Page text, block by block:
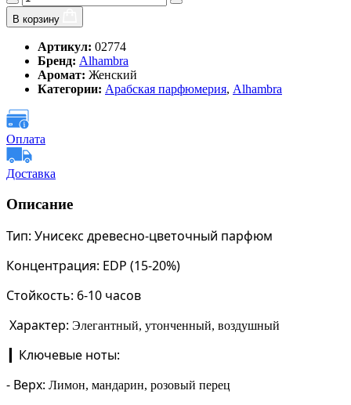
В корзину
Артикул: 02774
Бренд: Alhambra
Аромат: Женский
Категории: Арабская парфюмерия, Alhambra
Оплата
Доставка
Описание
Тип: Унисекс древесно-цветочный парфюм
Концентрация: EDP (15-20%)
Стойкость: 6-10 часов
Характер: Элегантный, утонченный, воздушный
Ключевые ноты:
- Верх: Лимон, мандарин, розовый перец